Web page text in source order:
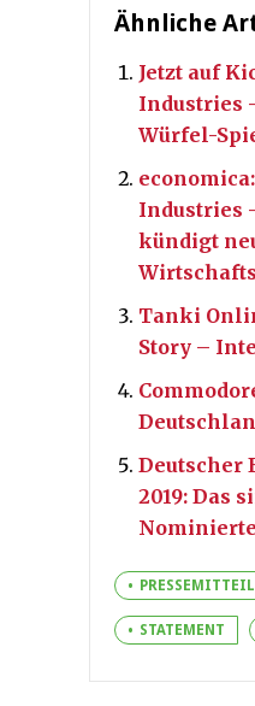
Ähnliche
Jetzt auf
Industries
Würfel-
Industries
kündigt
Tanki
Story –
Deutscher
2019: Das
STATEMENT